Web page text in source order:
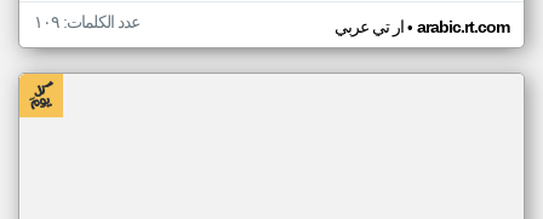
ار تي عربي• arabic.rt.com عدد الكلمات: ١٠٩